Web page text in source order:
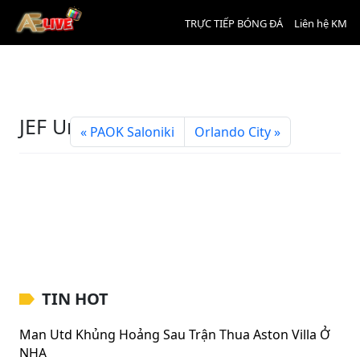
TRỰC TIẾP BÓNG ĐÁ Liên hệ KM
JEF United Ichihara Chiba
PAOK Saloniki Orlando City
TIN HOT
Man Utd Khủng Hoảng Sau Trận Thua Aston Villa Ở
NHA